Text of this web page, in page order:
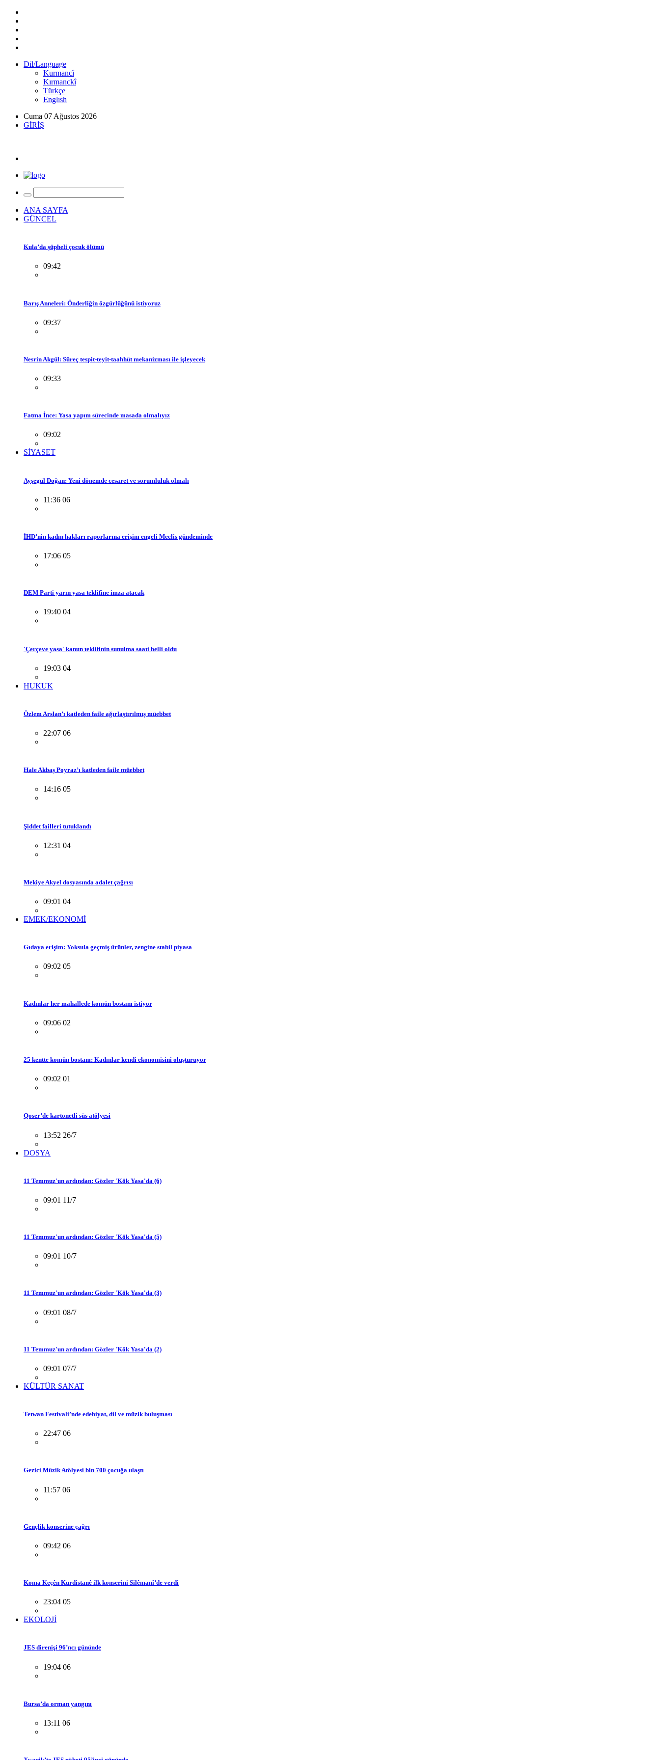
Dil/Language
Kurmancî
Kırmanckî
Türkçe
Englısh
Cuma 07 Ağustos 2026
GİRİŞ
ANA SAYFA
GÜNCEL
Kula’da şüpheli çocuk ölümü
09:42
Barış Anneleri: Önderliğin özgürlüğünü istiyoruz
09:37
Nesrin Akgül: Süreç tespit-teyit-taahhüt mekanizması ile işleyecek
09:33
Fatma İnce: Yasa yapım sürecinde masada olmalıyız
09:02
SİYASET
Ayşegül Doğan: Yeni dönemde cesaret ve sorumluluk olmalı
11:36 06
İHD’nin kadın hakları raporlarına erişim engeli Meclis gündeminde
17:06 05
DEM Parti yarın yasa teklifine imza atacak
19:40 04
'Çerçeve yasa' kanun teklifinin sunulma saati belli oldu
19:03 04
HUKUK
Özlem Arslan’ı katleden faile ağırlaştırılmış müebbet
22:07 06
Hale Akbaş Poyraz’ı katleden faile müebbet
14:16 05
Şiddet failleri tutuklandı
12:31 04
Mekiye Akyel dosyasında adalet çağrısı
09:01 04
EMEK/EKONOMİ
Gıdaya erişim: Yoksula geçmiş ürünler, zengine stabil piyasa
09:02 05
Kadınlar her mahallede komün bostanı istiyor
09:06 02
25 kentte komün bostanı: Kadınlar kendi ekonomisini oluşturuyor
09:02 01
Qoser’de kartonetli süs atölyesi
13:52 26/7
DOSYA
11 Temmuz'un ardından: Gözler 'Kök Yasa'da (6)
09:01 11/7
11 Temmuz'un ardından: Gözler 'Kök Yasa'da (5)
09:01 10/7
11 Temmuz'un ardından: Gözler 'Kök Yasa'da (3)
09:01 08/7
11 Temmuz'un ardından: Gözler 'Kök Yasa'da (2)
09:01 07/7
KÜLTÜR SANAT
Tetwan Festivali’nde edebiyat, dil ve müzik buluşması
22:47 06
Gezici Müzik Atölyesi bin 700 çocuğa ulaştı
11:57 06
Gençlik konserine çağrı
09:42 06
Koma Keçên Kurdistanê ilk konserini Silêmanî’de verdi
23:04 05
EKOLOJİ
JES direnişi 96’ncı gününde
19:04 06
Bursa’da orman yangını
13:11 06